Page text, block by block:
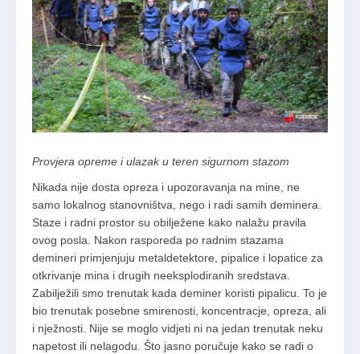
Provjera opreme i ulazak u teren sigurnom stazom
Nikada nije dosta opreza i upozoravanja na mine, ne
samo lokalnog stanovništva, nego i radi samih deminera.
Staze i radni prostor su obilježene kako nalažu pravila
ovog posla. Nakon rasporeda po radnim stazama
demineri primjenjuju metaldetektore, pipalice i lopatice za
otkrivanje mina i drugih neeksplodiranih sredstava.
Zabilježili smo trenutak kada deminer koristi pipalicu. To je
bio trenutak posebne smirenosti, koncentracje, opreza, ali
i nježnosti. Nije se moglo vidjeti ni na jedan trenutak neku
napetost ili nelagodu. Što jasno poručuje kako se radi o